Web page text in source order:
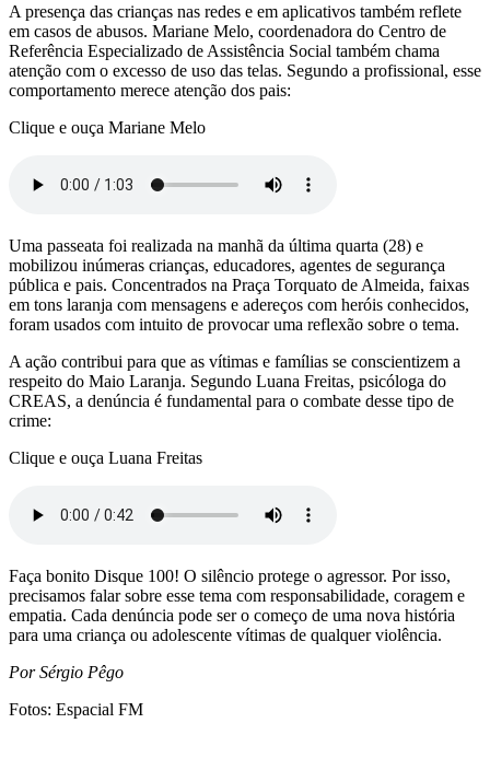
A presença das crianças nas redes e em aplicativos também reflete
em casos de abusos. Mariane Melo, coordenadora do Centro de
Referência Especializado de Assistência Social também chama
atenção com o excesso de uso das telas. Segundo a profissional, esse
comportamento merece atenção dos pais:
Clique e ouça Mariane Melo
Uma passeata foi realizada na manhã da última quarta (28) e
mobilizou inúmeras crianças, educadores, agentes de segurança
pública e pais. Concentrados na Praça Torquato de Almeida, faixas
em tons laranja com mensagens e adereços com heróis conhecidos,
foram usados com intuito de provocar uma reflexão sobre o tema.
A ação contribui para que as vítimas e famílias se conscientizem a
respeito do Maio Laranja. Segundo Luana Freitas, psicóloga do
CREAS, a denúncia é fundamental para o combate desse tipo de
crime:
Clique e ouça Luana Freitas
Faça bonito Disque 100! O silêncio protege o agressor. Por isso,
precisamos falar sobre esse tema com responsabilidade, coragem e
empatia. Cada denúncia pode ser o começo de uma nova história
para uma criança ou adolescente vítimas de qualquer violência.
Por Sérgio Pêgo
Fotos: Espacial FM